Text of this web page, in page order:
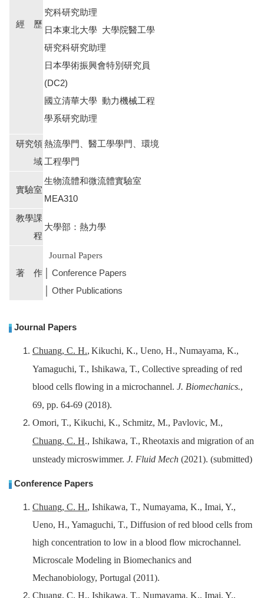
經 歷
究科研究助理
日本東北大學 大學院醫工學
研究科研究助理
日本學術振興會特別研究員
(DC2)
國立清華大學 動力機械工程
學系研究助理
研究領
域
熱流學門、醫工學學門、環境
工程學門
實驗室
生物流體和微流體實驗室
MEA310
教學課
程
大學部：熱力學
著 作
Journal Papers
Conference Papers
Other Publications
Journal Papers
Chuang, C. H., Kikuchi, K., Ueno, H., Numayama, K.,
Yamaguchi, T., Ishikawa, T., Collective spreading of red
blood cells flowing in a microchannel. J. Biomechanics.,
69, pp. 64-69 (2018).
Omori, T., Kikuchi, K., Schmitz, M., Pavlovic, M.,
Chuang, C. H., Ishikawa, T., Rheotaxis and migration of an
unsteadymicroswimmer. J. Fluid Mech (2021). (submitted)
Conference Papers
Chuang, C. H., Ishikawa, T., Numayama, K., Imai, Y.,
Ueno, H., Yamaguchi, T., Diffusion of red blood cells from
high concentration to low in a blood flow microchannel.
Microscale Modeling in Biomechanics and
Mechanobiology, Portugal (2011).
Chuang, C. H., Ishikawa, T., Numayama, K., Imai, Y.,